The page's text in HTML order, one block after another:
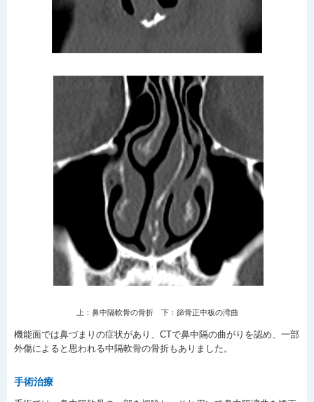
上：鼻中隔軟骨の骨折 下：篩骨正中板の湾曲
機能面では鼻づまりの症状があり、CTで鼻中隔の曲がりを認め、一部
外傷によると思われる中隔軟骨の骨折もありました。
手術治療